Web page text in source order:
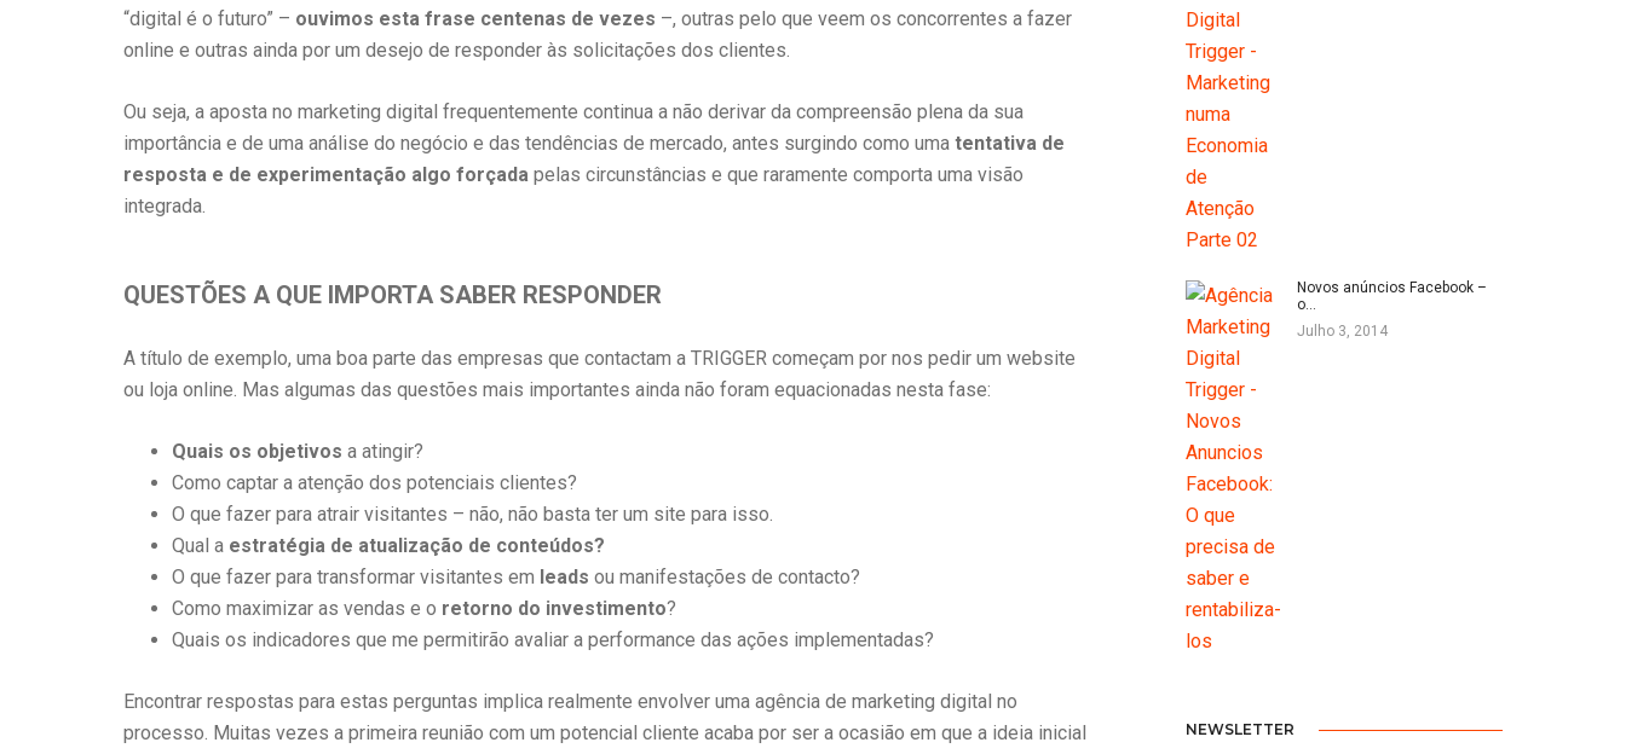
“digital é o futuro” – ouvimos esta frase centenas de vezes –, outras pelo que veem os concorrentes a fazer
online e outras ainda por um desejo de responder às solicitações dos clientes.
Ou seja, a aposta no marketing digital frequentemente continua a não derivar da compreensão plena da sua
importância e de uma análise do negócio e das tendências de mercado, antes surgindo como uma tentativa de
resposta e de experimentação algo forçada pelas circunstâncias e que raramente comporta uma visão
integrada.
QUESTÕES A QUE IMPORTA SABER RESPONDER
A título de exemplo, uma boa parte das empresas que contactam a TRIGGER começam por nos pedir um website
ou loja online. Mas algumas das questões mais importantes ainda não foram equacionadas nesta fase:
Quais os objetivos a atingir?
Como captar a atenção dos potenciais clientes?
O que fazer para atrair visitantes – não, não basta ter um site para isso.
Qual a estratégia de atualização de conteúdos?
O que fazer para transformar visitantes em leads ou manifestações de contacto?
Como maximizar as vendas e o retorno do investimento?
Quais os indicadores que me permitirão avaliar a performance das ações implementadas?
Encontrar respostas para estas perguntas implica realmente envolver uma agência de marketing digital no
processo. Muitas vezes a primeira reunião com um potencial cliente acaba por ser a ocasião em que a ideia inicial
Novos anúncios Facebook –
o…
Julho 3, 2014
NEWSLETTER